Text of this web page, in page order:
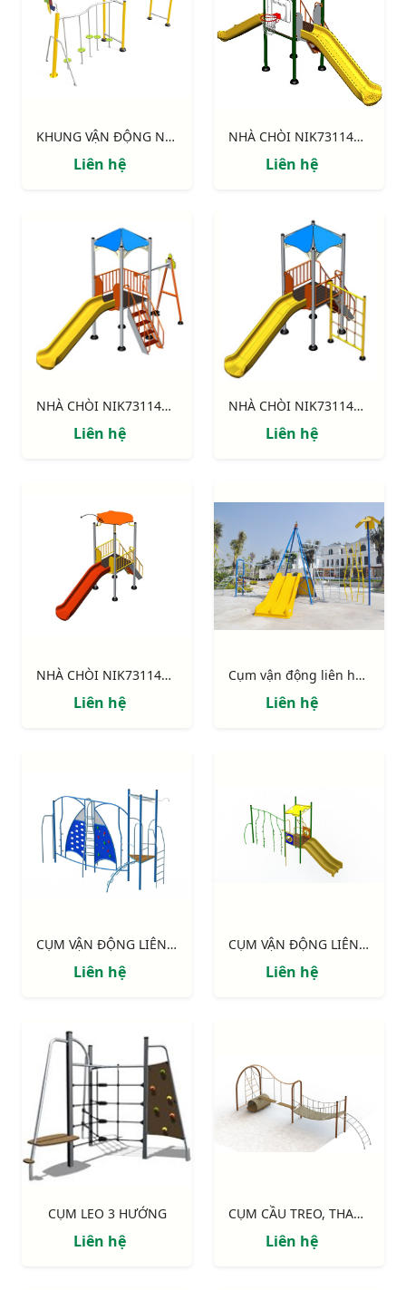
KHUNG VẬN ĐỘNG NIK731003-DT: CHUYỀN DÂY - THANG NGANG
Liên hệ
NHÀ CHÒI NIK731146-4: Thang leo, 2 cầu trượt, bóng rổ
Liên hệ
NHÀ CHÒI NIK731146-3: Thang leo, cầu trượt, xích đu.
Liên hệ
NHÀ CHÒI NIK731146-2: Thang leo, cầu trượt, khung leo.
Liên hệ
NHÀ CHÒI NIK731146-1 : Thang leo, cầu trượt
Liên hệ
Cụm vận động liên hoàn "Ốc đảo"
Liên hệ
CỤM VẬN ĐỘNG LIÊN HOÀN: "TIẾNG SÓNG"
Liên hệ
CỤM VẬN ĐỘNG LIÊN HOÀN: "VƯỜN XUÂN"
Liên hệ
CỤM LEO 3 HƯỚNG
Liên hệ
CỤM CẦU TREO, THANG DÂY
Liên hệ